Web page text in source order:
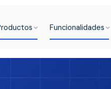
Funcionalidades